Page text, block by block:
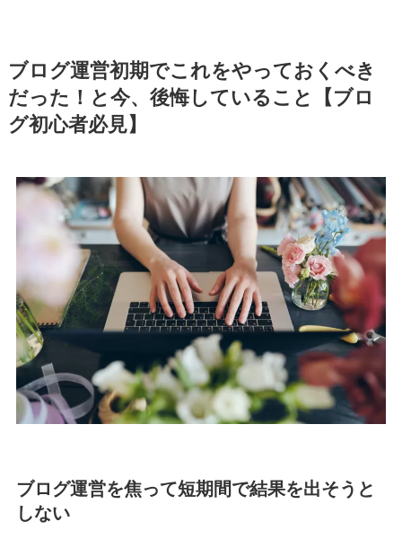
ブログ運営初期でこれをやっておくべき
だった！と今、後悔していること【ブロ
グ初心者必見】
ブログ運営を焦って短期間で結果を出そうと
しない